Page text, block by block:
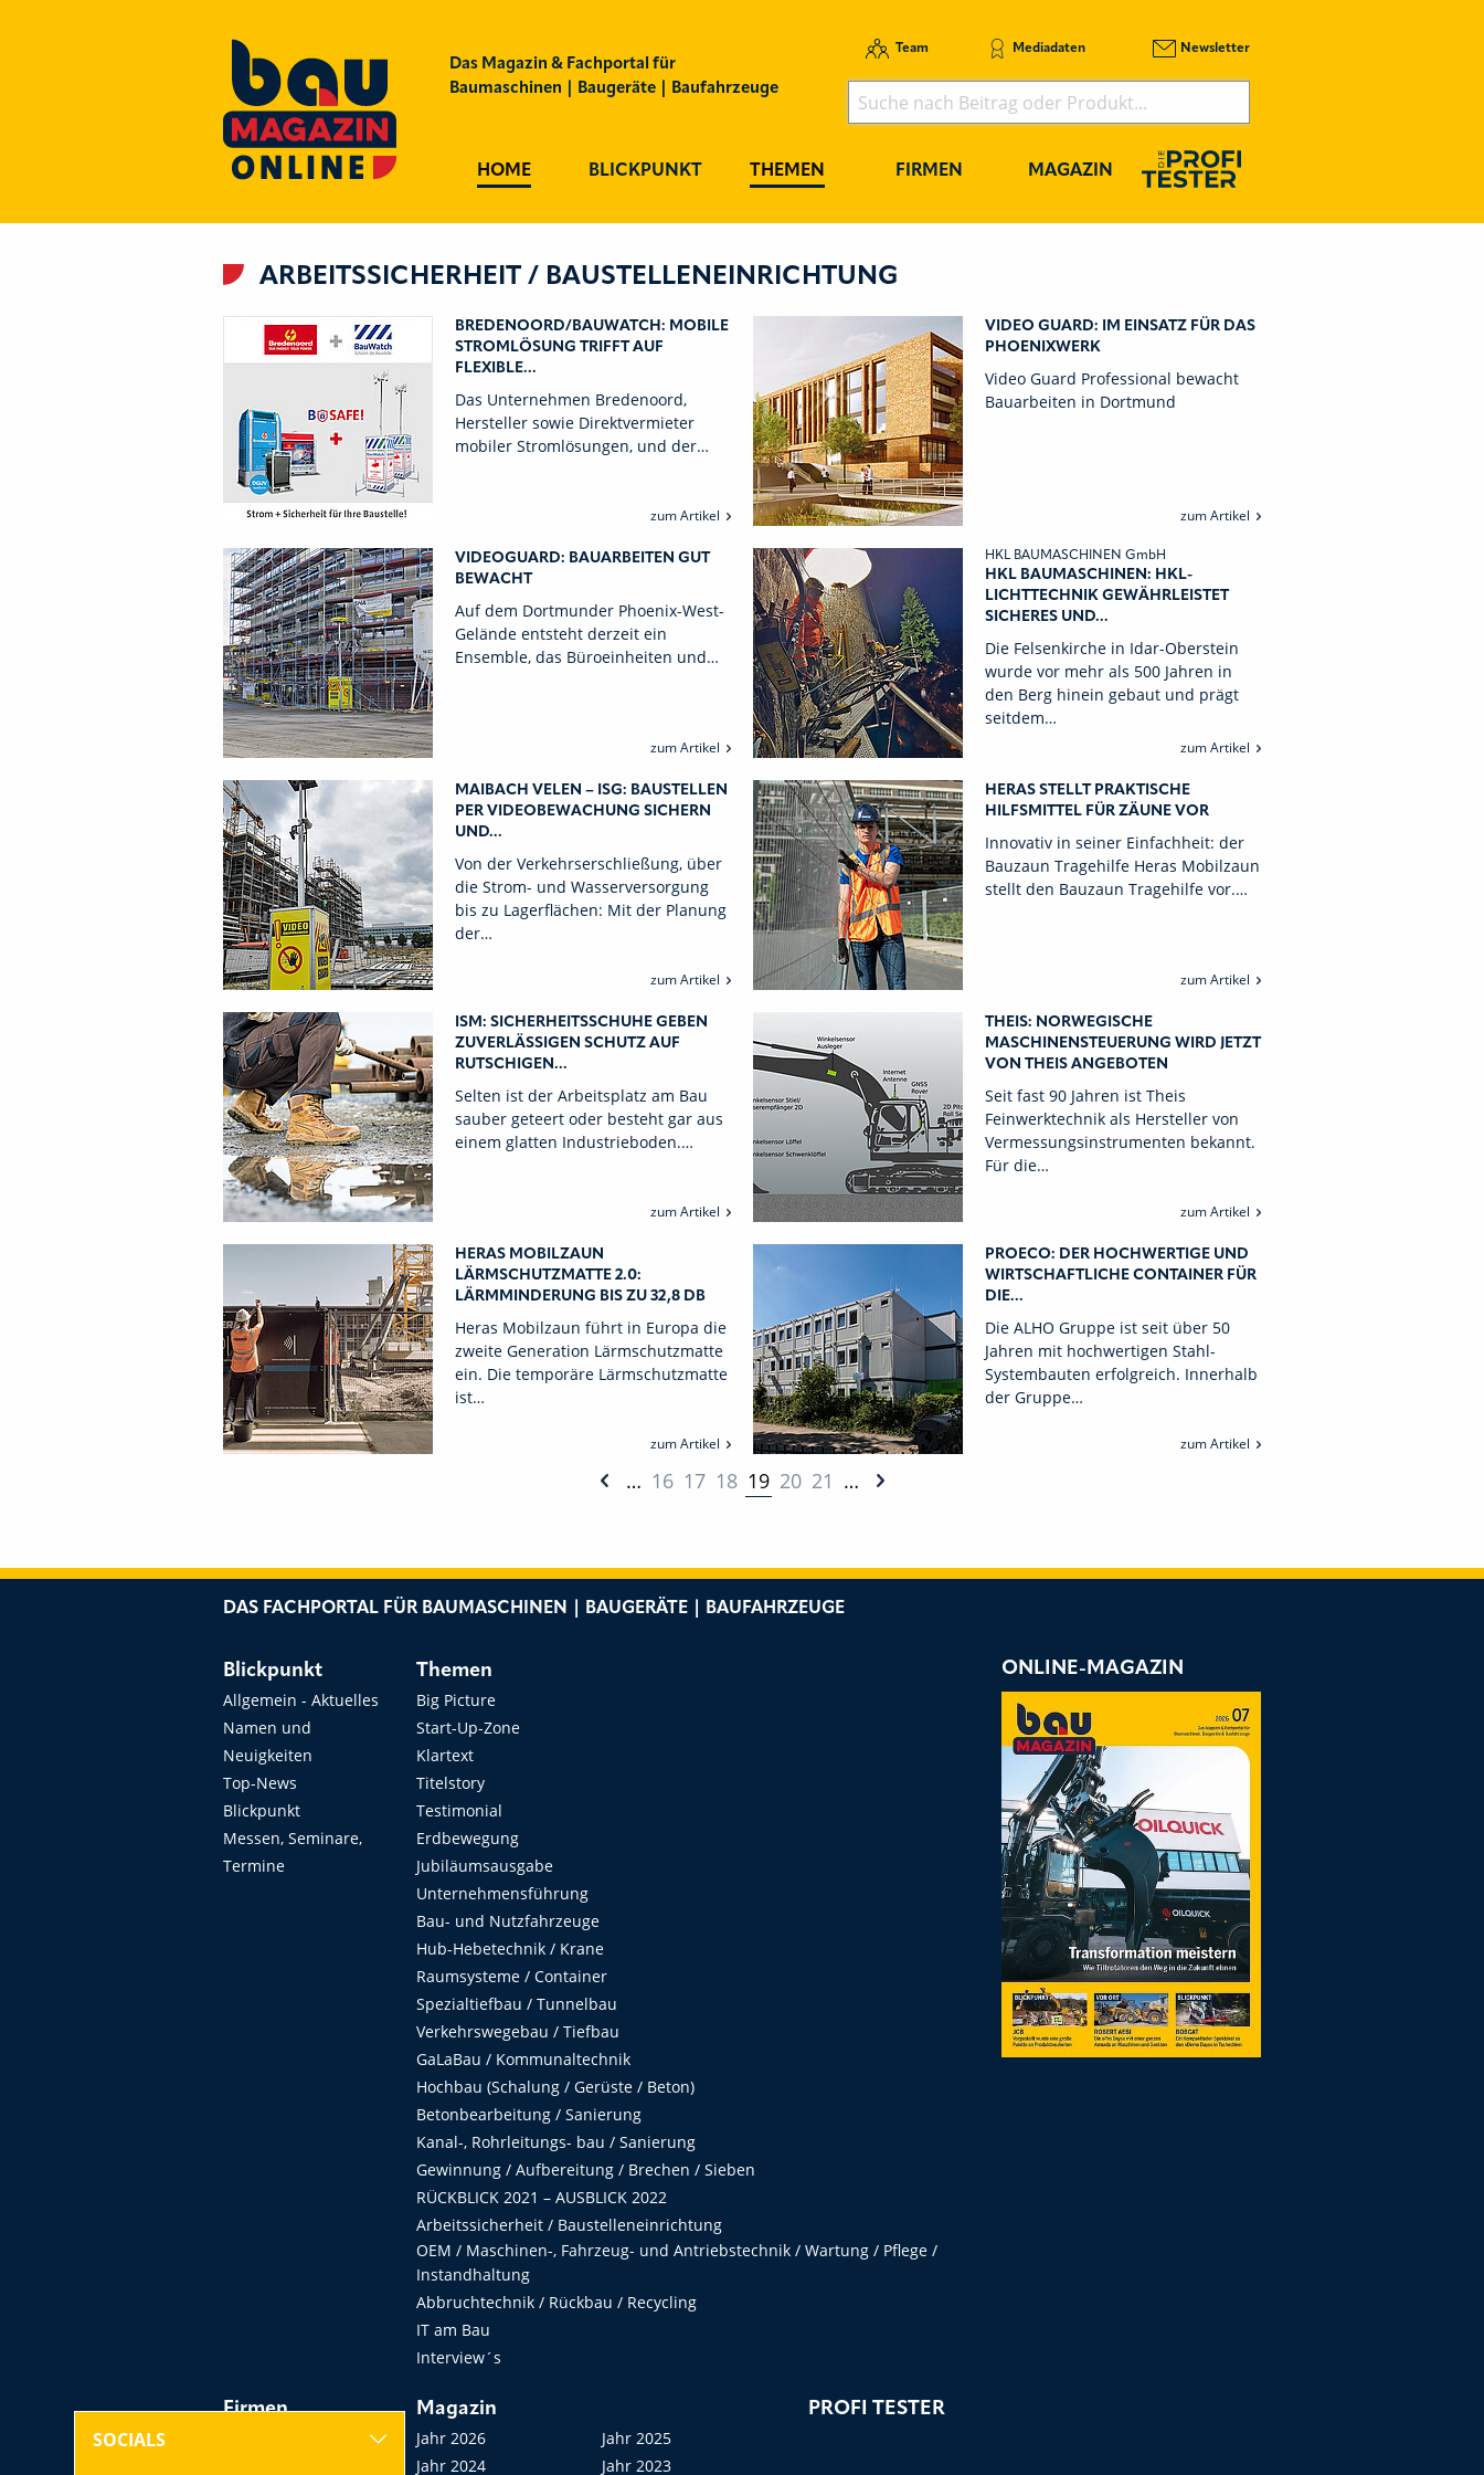
Das Magazin & Fachportal für
Baumaschinen | Baugeräte | Baufahrzeuge
Team Mediadaten Newsletter
HOME BLICKPUNKT THEMEN FIRMEN MAGAZIN
ARBEITSSICHERHEIT / BAUSTELLENEINRICHTUNG
BREDENOORD/BAUWATCH: MOBILE
STROMLÖSUNG TRIFFT AUF
FLEXIBLE...
Das Unternehmen Bredenoord,
Hersteller sowie Direktvermieter
mobiler Stromlösungen, und der…
zum Artikel
VIDEO GUARD: IM EINSATZ FÜR DAS
PHOENIXWERK
Video Guard Professional bewacht
Bauarbeiten in Dortmund
zum Artikel
VIDEOGUARD: BAUARBEITEN GUT
BEWACHT
Auf dem Dortmunder Phoenix-West-
Gelände entsteht derzeit ein
Ensemble, das Büroeinheiten und…
zum Artikel
HKL BAUMASCHINEN GmbH
HKL BAUMASCHINEN: HKL-
LICHTTECHNIK GEWÄHRLEISTET
SICHERES UND...
Die Felsenkirche in Idar-Oberstein
wurde vor mehr als 500 Jahren in
den Berg hinein gebaut und prägt
seitdem…
zum Artikel
MAIBACH VELEN – ISG: BAUSTELLEN
PER VIDEOBEWACHUNG SICHERN
UND...
Von der Verkehrserschließung, über
die Strom- und Wasserversorgung
bis zu Lagerflächen: Mit der Planung
der…
zum Artikel
HERAS STELLT PRAKTISCHE
HILFSMITTEL FÜR ZÄUNE VOR
Innovativ in seiner Einfachheit: der
Bauzaun Tragehilfe Heras Mobilzaun
stellt den Bauzaun Tragehilfe vor.…
zum Artikel
ISM: SICHERHEITSSCHUHE GEBEN
ZUVERLÄSSIGEN SCHUTZ AUF
RUTSCHIGEN...
Selten ist der Arbeitsplatz am Bau
sauber geteert oder besteht gar aus
einem glatten Industrieboden.…
zum Artikel
THEIS: NORWEGISCHE
MASCHINENSTEUERUNG WIRD JETZT
VON THEIS ANGEBOTEN
Seit fast 90 Jahren ist Theis
Feinwerktechnik als Hersteller von
Vermessungsinstrumenten bekannt.
Für die…
zum Artikel
HERAS MOBILZAUN
LÄRMSCHUTZMATTE 2.0:
LÄRMMINDERUNG BIS ZU 32,8 DB
Heras Mobilzaun führt in Europa die
zweite Generation Lärmschutzmatte
ein. Die temporäre Lärmschutzmatte
ist…
zum Artikel
PROECO: DER HOCHWERTIGE UND
WIRTSCHAFTLICHE CONTAINER FÜR
DIE...
Die ALHO Gruppe ist seit über 50
Jahren mit hochwertigen Stahl-
Systembauten erfolgreich. Innerhalb
der Gruppe…
zum Artikel
… 16 17 18 19 20 21 …
DAS FACHPORTAL FÜR BAUMASCHINEN | BAUGERÄTE | BAUFAHRZEUGE
Blickpunkt
Allgemein - Aktuelles
Namen und
Neuigkeiten
Top-News
Blickpunkt
Messen, Seminare,
Termine
Themen
Big Picture
Start-Up-Zone
Klartext
Titelstory
Testimonial
Erdbewegung
Jubiläumsausgabe
Unternehmensführung
Bau- und Nutzfahrzeuge
Hub-Hebetechnik / Krane
Raumsysteme / Container
Spezialtiefbau / Tunnelbau
Verkehrswegebau / Tiefbau
GaLaBau / Kommunaltechnik
Hochbau (Schalung / Gerüste / Beton)
Betonbearbeitung / Sanierung
Kanal-, Rohrleitungs- bau / Sanierung
Gewinnung / Aufbereitung / Brechen / Sieben
RÜCKBLICK 2021 – AUSBLICK 2022
Arbeitssicherheit / Baustelleneinrichtung
OEM / Maschinen-, Fahrzeug- und Antriebstechnik / Wartung / Pflege /
Instandhaltung
Abbruchtechnik / Rückbau / Recycling
IT am Bau
Interview´s
Firmen Magazin
Jahr 2026
Jahr 2025
Jahr 2024
Jahr 2023
PROFI TESTER
ONLINE-MAGAZIN
SOCIALS